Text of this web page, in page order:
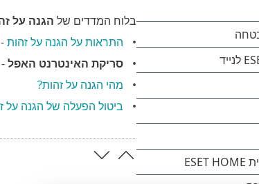
בלוח המדדים של הגנה על
התראות על הגנה על זהות-
סריקת האינטרנט האפל-
מהי הגנה על זהות?
ביטול הפעלה של הגנה על